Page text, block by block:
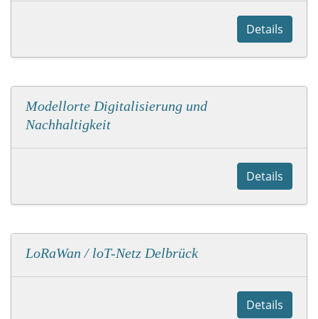
Details
Modellorte Digitalisierung und
Nachhaltigkeit
Details
LoRaWan / loT-Netz Delbrück
Details